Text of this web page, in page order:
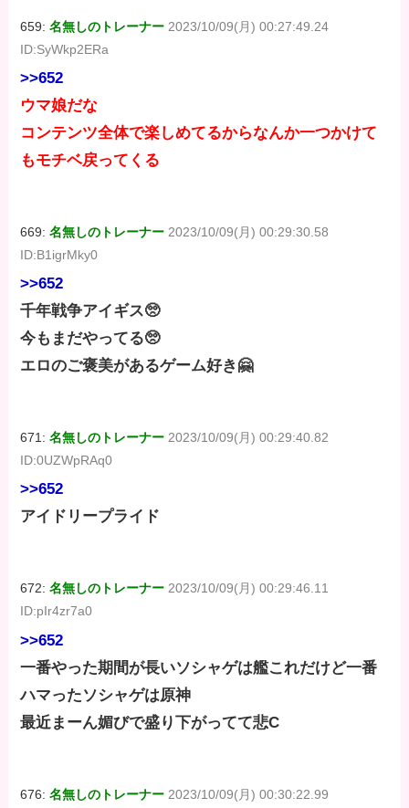
659:名無しのトレーナー 2023/10/09(月) 00:27:49.24
ID:SyWkp2ERa
>>652
ウマ娘だな
コンテンツ全体で楽しめてるからなんか一つかけて
もモチベ戻ってくる
669:名無しのトレーナー 2023/10/09(月) 00:29:30.58
ID:B1igrMky0
>>652
千年戦争アイギス🥺
今もまだやってる🥺
エロのご褒美があるゲーム好き🤗
671:名無しのトレーナー 2023/10/09(月) 00:29:40.82
ID:0UZWpRAq0
>>652
アイドリープライド
672:名無しのトレーナー 2023/10/09(月) 00:29:46.11
ID:pIr4zr7a0
>>652
一番やった期間が長いソシャゲは艦これだけど一番
ハマったソシャゲは原神
最近まーん媚びで盛り下がってて悲C
676:名無しのトレーナー 2023/10/09(月) 00:30:22.99